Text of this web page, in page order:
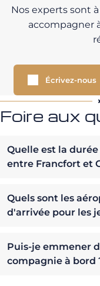
Nos experts sont
accompagner
Écrivez-nous
Foire aux
Quelle est la
entre Francfort et
Quels sont les
d'arrivée pour les
Puis-je emmener
compagnie à bord